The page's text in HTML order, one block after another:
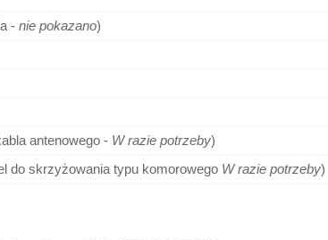
- nie pokazano)
antenowego - W razie potrzeby)
do skrzyżowania typu komorowego W razie potrzeby)